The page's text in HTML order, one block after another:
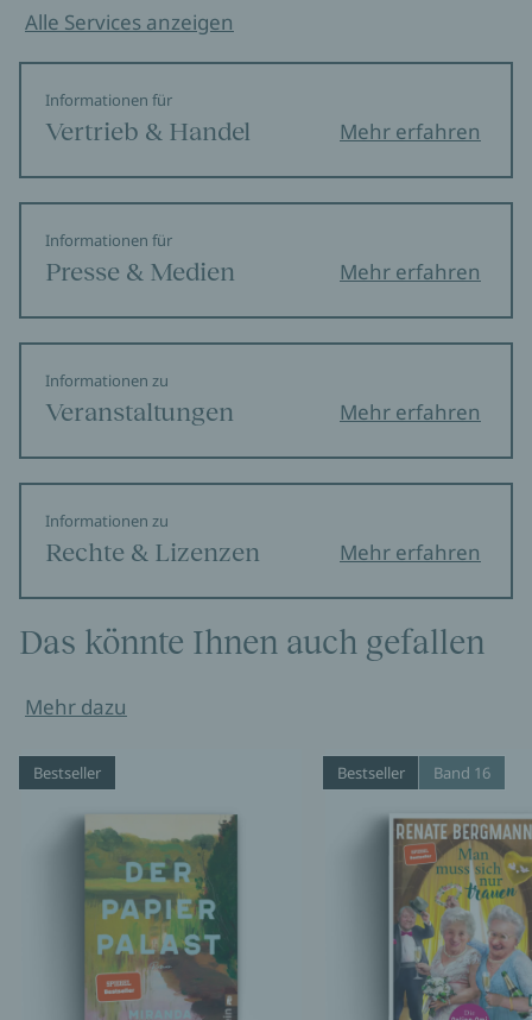
Alle Services anzeigen
Informationen für
Vertrieb & Handel Mehr erfahren
Informationen für
Presse & Medien Mehr erfahren
Informationen zu
Veranstaltungen Mehr erfahren
Informationen zu
Rechte & Lizenzen Mehr erfahren
Das könnte Ihnen auch gefallen
Mehr dazu
Bestseller Bestseller Band 16